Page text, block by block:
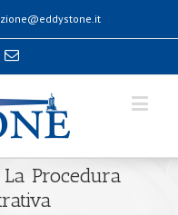
La Procedura